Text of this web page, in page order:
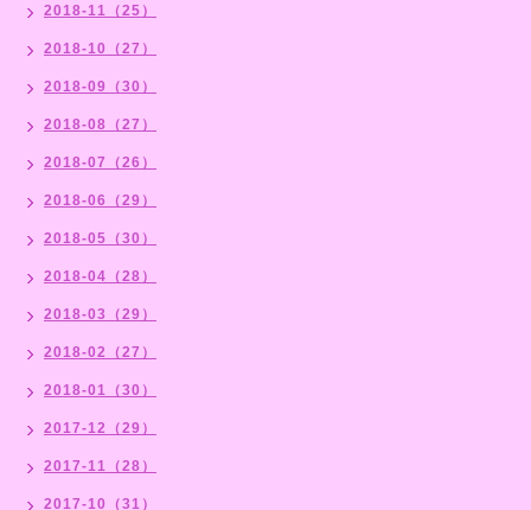
2018-11（25）
2018-10（27）
2018-09（30）
2018-08（27）
2018-07（26）
2018-06（29）
2018-05（30）
2018-04（28）
2018-03（29）
2018-02（27）
2018-01（30）
2017-12（29）
2017-11（28）
2017-10（31）